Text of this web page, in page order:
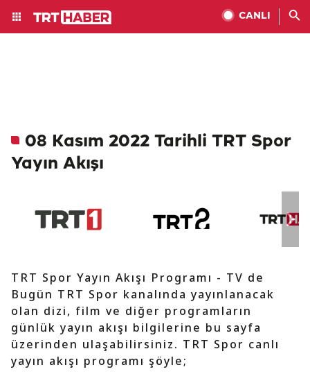
CANLI
08 Kasım 2022 Tarihli TRT Spor
Yayın Akışı
TRT Spor Yayın Akışı Programı - TV de
Bugün TRT Spor kanalında yayınlanacak
olan dizi, film ve diğer programların
günlük yayın akışı bilgilerine bu sayfa
üzerinden ulaşabilirsiniz. TRT Spor canlı
yayın akışı programı şöyle;